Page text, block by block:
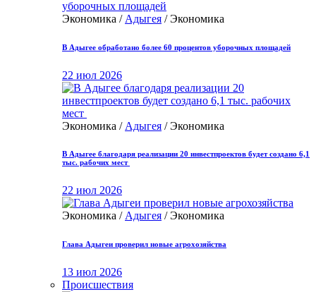
Экономика / Адыгея / Экономика
В Адыгее обработано более 60 процентов уборочных площадей
22 июл 2026
Экономика / Адыгея / Экономика
В Адыгее благодаря реализации 20 инвестпроектов будет создано 6,1
тыс. рабочих мест
22 июл 2026
Экономика /Адыгея / Экономика
Глава Адыгеи проверил новые агрохозяйства
13 июл 2026
Происшествия